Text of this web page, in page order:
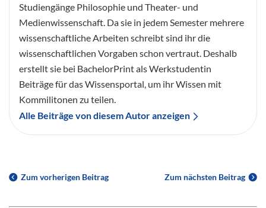
Studiengänge Philosophie und Theater- und
Medienwissenschaft. Da sie in jedem Semester mehrere
wissenschaftliche Arbeiten schreibt sind ihr die
wissenschaftlichen Vorgaben schon vertraut. Deshalb
erstellt sie bei BachelorPrint als Werkstudentin
Beiträge für das Wissensportal, um ihr Wissen mit
Kommilitonen zu teilen.
Alle Beiträge von diesem Autor anzeigen
Zum vorherigen Beitrag Zum nächsten Beitrag